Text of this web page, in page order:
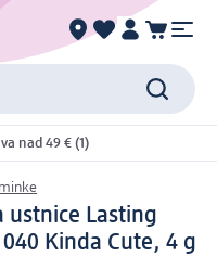
nad 49 € (1)
ustnice Lasting
Kinda Cute, 4 g